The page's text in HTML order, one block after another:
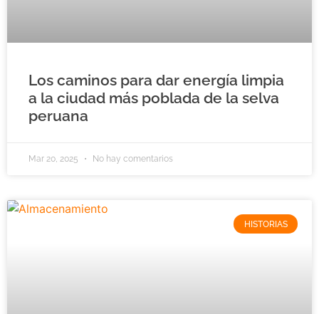
Los caminos para dar energía limpia
a la ciudad más poblada de la selva
peruana
Mar 20, 2025 No hay comentarios
HISTORIAS